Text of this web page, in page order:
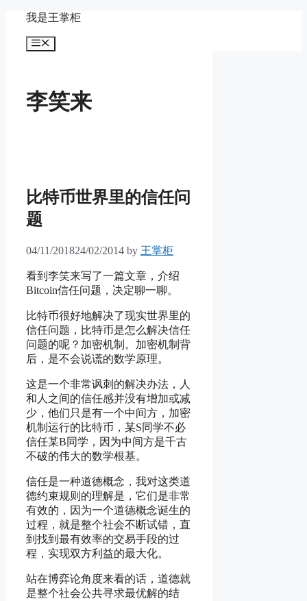
content
我是王掌柜
Menu
李笑来
比特币世界里的信任问
题
04/11/201824/02/2014 by 王掌柜
看到李笑来写了一篇文章，介绍
Bitcoin信任问题，决定聊一聊。
比特币很好地解决了现实世界里的
信任问题，比特币是怎么解决信任
问题的呢？加密机制。加密机制背
后，是不会说谎的数学原理。
这是一个非常讽刺的解决办法，人
和人之间的信任感并没有增加或减
少，他们只是有一个中间方，加密
机制运行的比特币，某S同学不必
信任某B同学，因为中间方是千古
不破的伟大的数学根基。
信任是一种道德概念，我对这类道
德约束规则的理解是，它们是非常
有效的，因为一个道德概念诞生的
过程，就是整个社会不断试错，直
到找到最有效率的交易手段的过
程，实现双方利益的最大化。
站在博弈论角度来看的话，道德就
是整个社会公共寻求最优解的结